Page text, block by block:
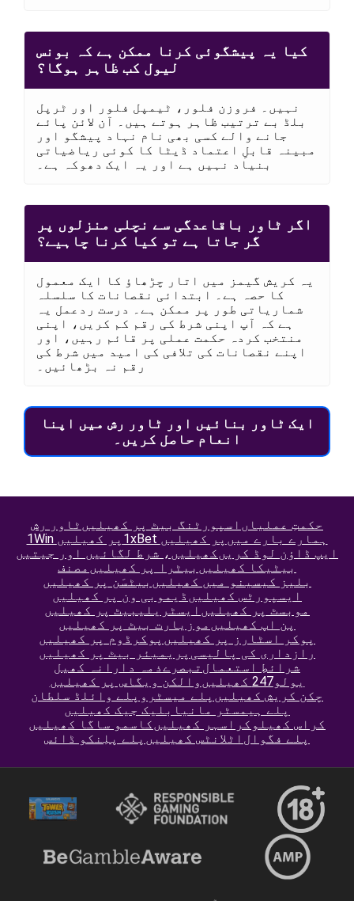
کیا یہ پیشگوئی کرنا ممکن ہے کہ بونس
لیول کب ظاہر ہوگا؟
نہیں۔ فروزن فلور، ٹیمپل فلور اور ٹرپل
بلڈ بے ترتیب ظاہر ہوتے ہیں۔ آن لائن پائے
جانے والے کسی بھی نام نہاد پیشگو اور
مبینہ قابلِ اعتماد ڈیٹا کا کوئی ریاضیاتی
بنیاد نہیں ہے اور یہ ایک دھوکہ ہے۔
اگر ٹاور باقاعدگی سے نچلی منزلوں پر
گر جاتا ہے تو کیا کرنا چاہیے؟
یہ کریش گیمز میں اتار چڑھاؤ کا ایک معمول
کا حصہ ہے۔ ابتدائی نقصانات کا سلسلہ
شماریاتی طور پر ممکن ہے۔ درست ردعمل یہ
ہے کہ آپ اپنی شرط کی رقم کم کریں، اپنی
منتخب کردہ حکمت عملی پر قائم رہیں، اور
اپنے نقصانات کی تلافی کی امید میں شرط کی
رقم نہ بڑھائیں۔
ایک ٹاور بنائیں اور ٹاور رش میں اپنا
انعام حاصل کریں۔
ٹاور رش اسپورٹنگ بیٹ پر کھیلیں حکمتِ عملیاں
1Win پر کھیلیں
1xBet پر کھیلیں ہمارے بارے میں
کھیلیں، شرط لگائیں اور جیتیںایپ ڈاؤن لوڈ کریں
مصنف بیٹرا پر کھیلیں بیٹیکا کھیلیں
بیٹسَن پر کھیلیں بلیز کیسینو میں کھیلیں
بی ون پر کھیلیں ڈیمو ایسپورٹس کھیلیں
ایسٹریلیبیٹ پر کھیلیں موبسٹ پر کھیلیں
موزیارت بیٹ پر کھیلیں پن اپ کھیلیں
پوکرڈوم پر کھیلیں پوکر اسٹارز پر کھیلیں
پریمیئر بیٹ پر کھیلیں رازداری کی پالیسی
ذمہ دارانہ کھیلتبصرے شرائطِ استعمال
والکن ویگاس پر کھیلیں
یولو247 کھیلیں
پلے وائلڈ سلطان پلے میسٹرو چکن کریش کھیلیں
بلیک جیک کھیلیں پلے ہیمسٹر مانیا
کاسمو ساگا کھیلیںکراسہر کھیلیں کراس کھیلو
پلے پلِنکو ڈائس اٹلانٹس کھیلیں پلے فگوال